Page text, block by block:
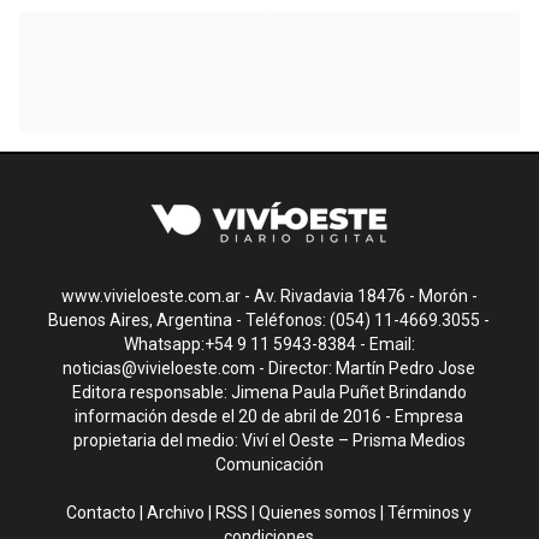
www.vivieloeste.com.ar - Av. Rivadavia 18476 - Morón -
Buenos Aires, Argentina - Teléfonos: (054) 11-4669.3055 -
Whatsapp:+54 9 11 5943-8384 - Email:
noticias@vivieloeste.com - Director: Martín Pedro Jose
Editora responsable: Jimena Paula Puñet Brindando
información desde el 20 de abril de 2016 - Empresa
propietaria del medio: Viví el Oeste – Prisma Medios
Comunicación
Contacto |Archivo RSS |Quienes somos |Términos y